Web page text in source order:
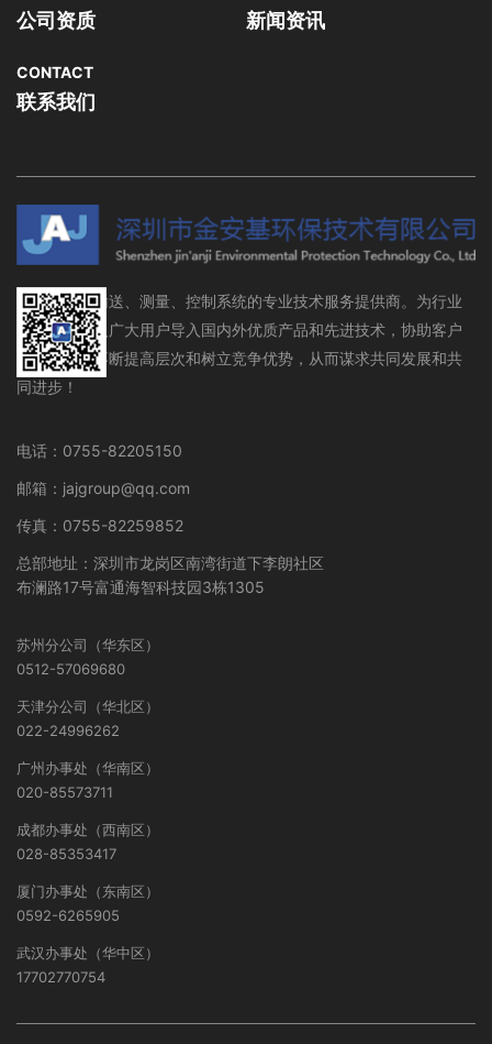
公司资质 新闻资讯
CONTACT
联系我们
流体存储、输送、测量、控制系统的专业技术服务提供商。为行业
设备制造商及广大用户导入国内外优质产品和先进技术，协助客户
在行业领域不断提高层次和树立竞争优势，从而谋求共同发展和共
同进步！
电话：0755-82205150
邮箱：jajgroup@qq.com
传真：0755-82259852
总部地址：深圳市龙岗区南湾街道下李朗社区
布澜路17号富通海智科技园3栋1305
苏州分公司（华东区）
0512-57069680
天津分公司（华北区）
022-24996262
广州办事处（华南区）
020-85573711
成都办事处（西南区）
028-85353417
厦门办事处（东南区）
0592-6265905
武汉办事处（华中区）
17702770754